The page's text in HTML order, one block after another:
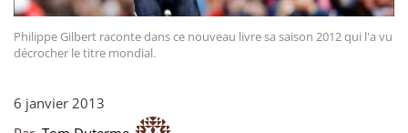
Philippe Gilbert raconte dans ce nouveau livre sa saison 2012 qui l'a vu
décrocher le titre mondial.
6 janvier 2013